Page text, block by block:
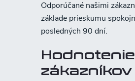
Hodnotenie
zákazníkov